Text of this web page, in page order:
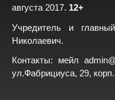
августа 2017. 12+
Учредитель и
Николаевич.
Контакты: мейл
ул.Фабрициуса, 29,